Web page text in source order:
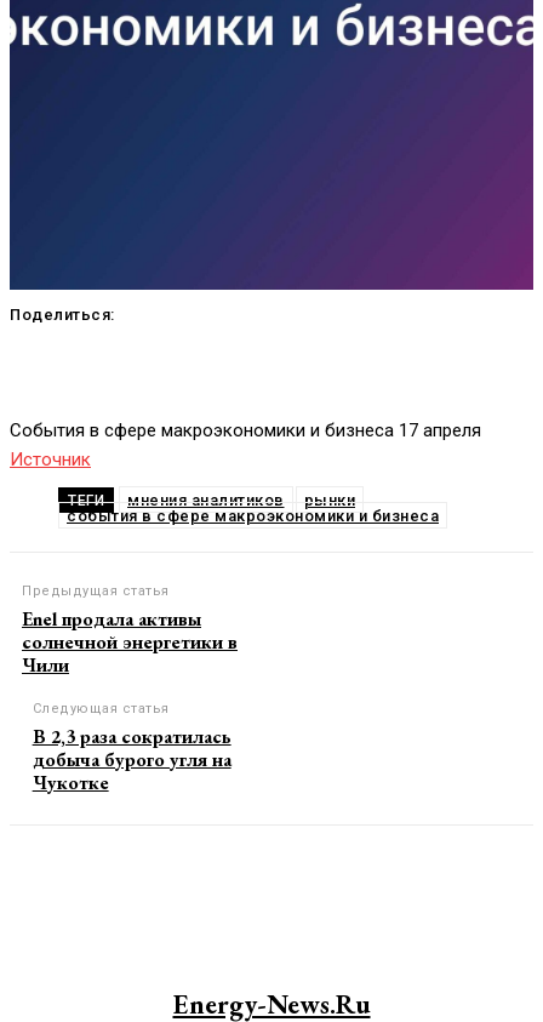
Поделиться:
События в сфере макроэкономики и бизнеса 17 апреля
Источник
ТЕГИ мнения аналитиков
рынки
события в сфере макроэкономики и бизнеса
Предыдущая статья
Enel продала активы
солнечной энергетики в
Чили
Следующая статья
В 2,3 раза сократилась
добыча бурого угля на
Чукотке
Energy-News.ru